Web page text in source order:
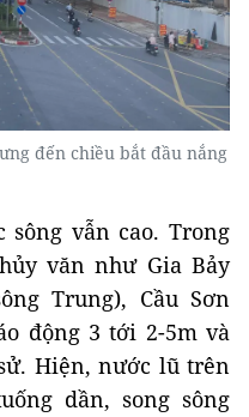
đến chiều bắt đầu nắng
vẫn cao. Trong
văn như Gia Bảy
Trung), Cầu Sơn
động 3 tới 2-5m và
Hiện, nước lũ trên
dần, song sông